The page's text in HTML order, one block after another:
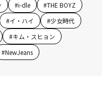
#i-dle #THE BOYZ
#イ・ハイ #少女時代
#キム・スヒョン
#NewJeans